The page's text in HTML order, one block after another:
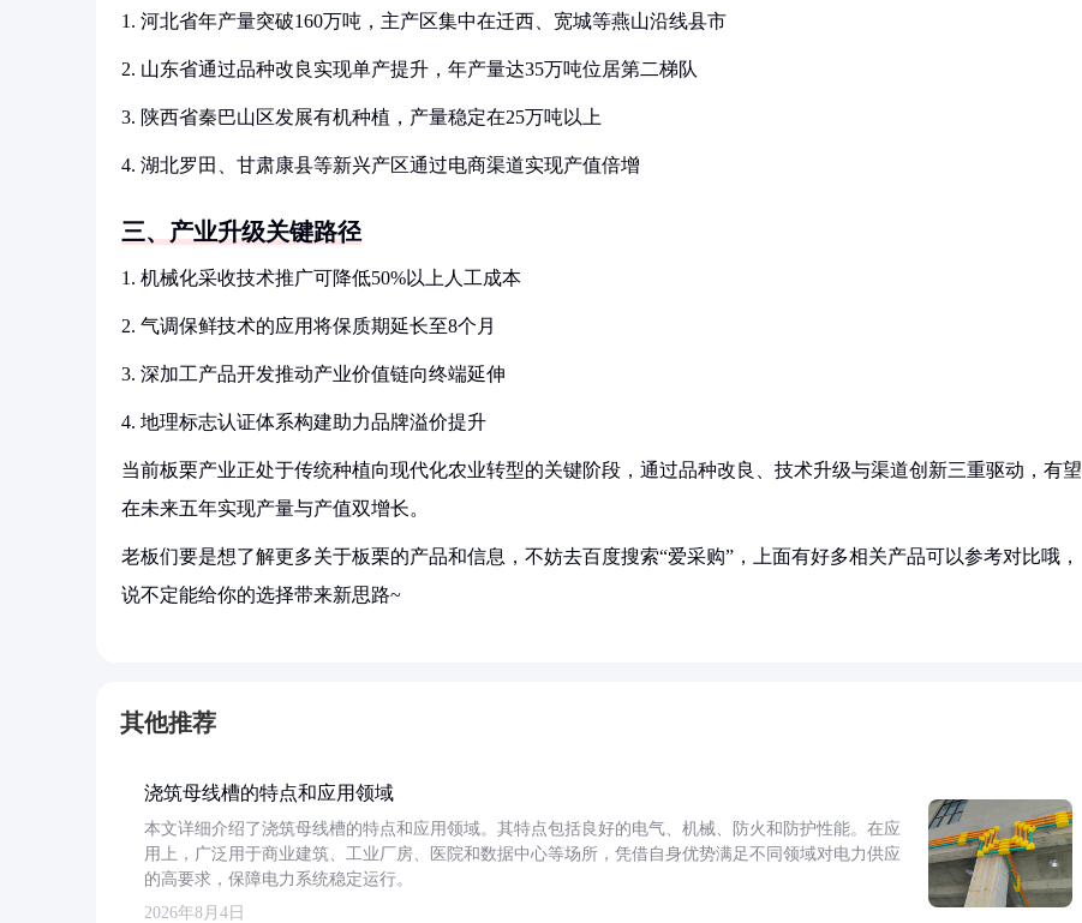
1. 河北省年产量突破160万吨，主产区集中在迁西、宽城等燕山沿线县市
2. 山东省通过品种改良实现单产提升，年产量达35万吨位居第二梯队
3. 陕西省秦巴山区发展有机种植，产量稳定在25万吨以上
4. 湖北罗田、甘肃康县等新兴产区通过电商渠道实现产值倍增
三、产业升级关键路径
1. 机械化采收技术推广可降低50%以上人工成本
2. 气调保鲜技术的应用将保质期延长至8个月
3. 深加工产品开发推动产业价值链向终端延伸
4. 地理标志认证体系构建助力品牌溢价提升
当前板栗产业正处于传统种植向现代化农业转型的关键阶段，通过品种改良、技术升级与渠道创新三重驱动，有望
在未来五年实现产量与产值双增长。
老板们要是想了解更多关于板栗的产品和信息，不妨去百度搜索“爱采购”，上面有好多相关产品可以参考对比哦，
说不定能给你的选择带来新思路~
其他推荐
浇筑母线槽的特点和应用领域
本文详细介绍了浇筑母线槽的特点和应用领域。其特点包括良好的电气、机械、防火和防护性能。在应
用上，广泛用于商业建筑、工业厂房、医院和数据中心等场所，凭借自身优势满足不同领域对电力供应
的高要求，保障电力系统稳定运行。
2026年8月4日